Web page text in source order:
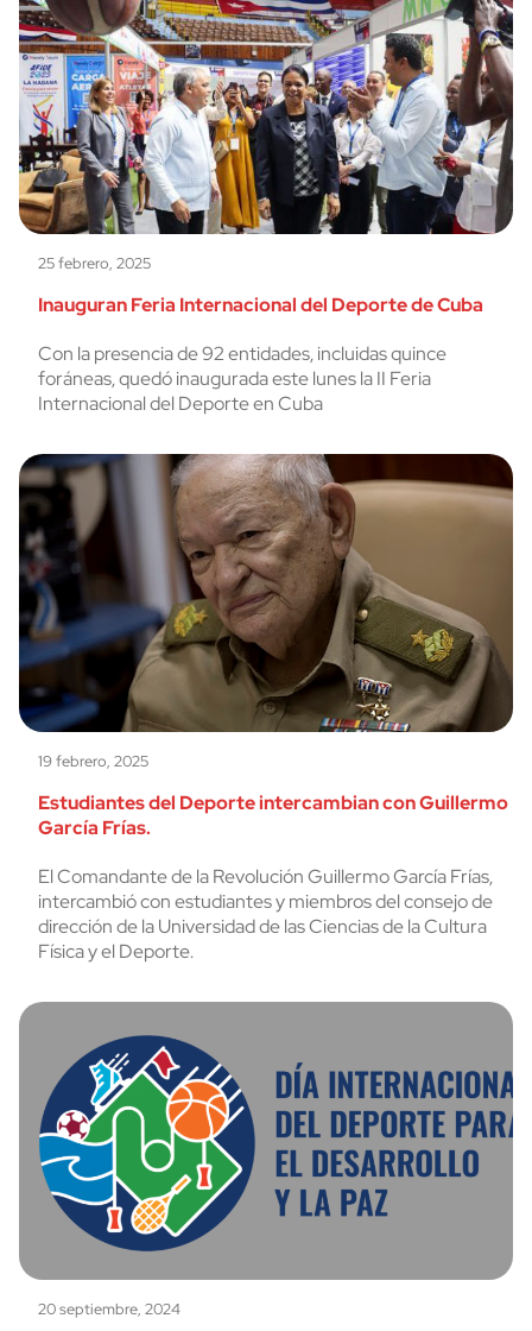
25 febrero, 2025
Inauguran Feria Internacional del Deporte de Cuba
Con la presencia de 92 entidades, incluidas quince
foráneas, quedó inaugurada este lunes la II Feria
Internacional del Deporte en Cuba
19 febrero, 2025
Estudiantes del Deporte intercambian con Guillermo
García Frías.
El Comandante de la Revolución Guillermo García Frías,
intercambió con estudiantes y miembros del consejo de
dirección de la Universidad de las Ciencias de la Cultura
Física y el Deporte.
20 septiembre, 2024